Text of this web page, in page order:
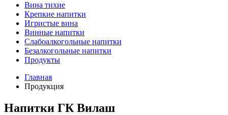
Вина тихие
Крепкие напитки
Игристые вина
Винные напитки
Слабоалкогольные напитки
Безалкогольные напитки
Продукты
Главная
Продукция
Напитки ГК Вилаш